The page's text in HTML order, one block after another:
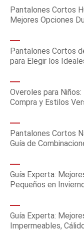
Pantalones Cortos
Mejores Opciones
Pantalones Cortos
para Elegir los
Overoles para
Compra y Estilos
Pantalones Cortos
Guía de
Guía Experta:
Pequeños en
Guía Experta:
Impermeables,